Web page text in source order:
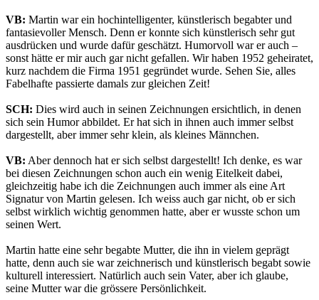
VB: Martin war ein hochintelligenter, künstlerisch begabter und
fantasievoller Mensch. Denn er konnte sich künstlerisch sehr gut
ausdrücken und wurde dafür geschätzt. Humorvoll war er auch –
sonst hätte er mir auch gar nicht gefallen. Wir haben 1952 geheiratet,
kurz nachdem die Firma 1951 gegründet wurde. Sehen Sie, alles
Fabelhafte passierte damals zur gleichen Zeit!
SCH: Dies wird auch in seinen Zeichnungen ersichtlich, in denen
sich sein Humor abbildet. Er hat sich in ihnen auch immer selbst
dargestellt, aber immer sehr klein, als kleines Männchen.
VB: Aber dennoch hat er sich selbst dargestellt! Ich denke, es war
bei diesen Zeichnungen schon auch ein wenig Eitelkeit dabei,
gleichzeitig habe ich die Zeichnungen auch immer als eine Art
Signatur von Martin gelesen. Ich weiss auch gar nicht, ob er sich
selbst wirklich wichtig genommen hatte, aber er wusste schon um
seinen Wert.
Martin hatte eine sehr begabte Mutter, die ihn in vielem geprägt
hatte, denn auch sie war zeichnerisch und künstlerisch begabt sowie
kulturell interessiert. Natürlich auch sein Vater, aber ich glaube,
seine Mutter war die grössere Persönlichkeit.